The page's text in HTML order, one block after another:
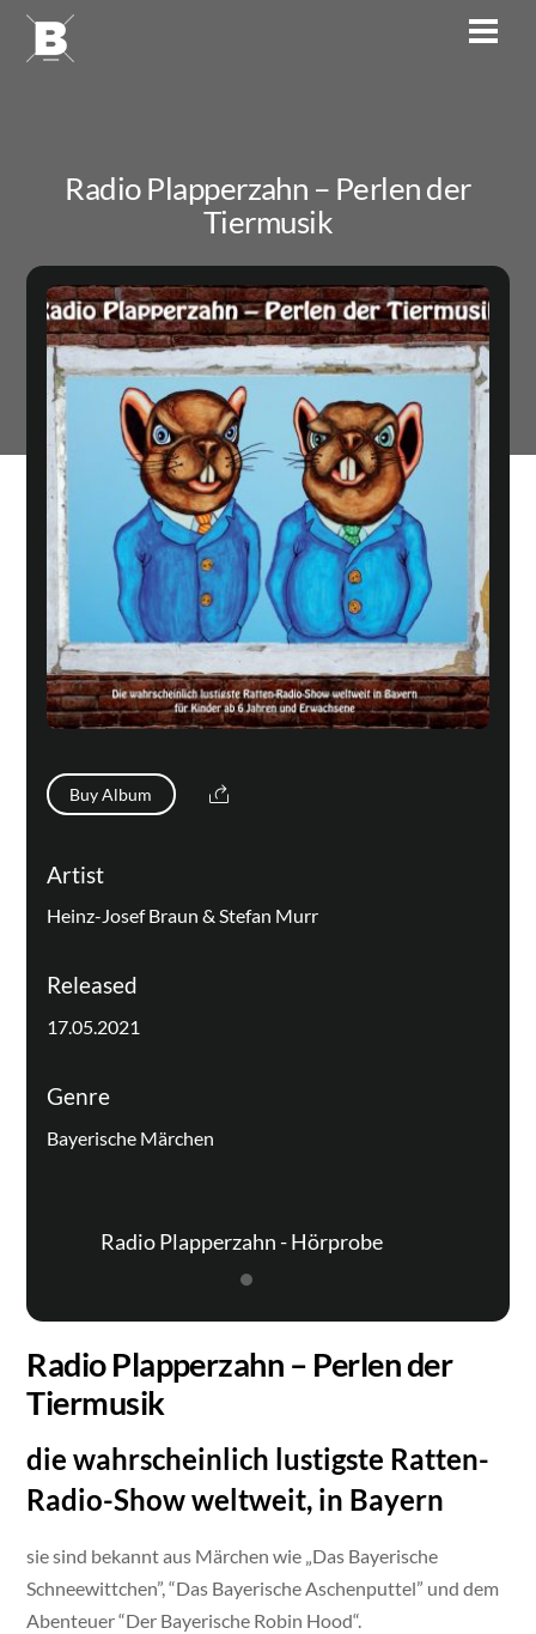
Skip
Radio Plapperzahn – Perlen der
Tiermusik
Buy Album
Artist
Heinz-Josef Braun & Stefan Murr
Released
17.05.2021
Genre
Bayerische Märchen
Radio Plapperzahn - Hörprobe
Radio Plapperzahn – Perlen der
Tiermusik
die wahrscheinlich lustigste Ratten-
Radio-Show weltweit, in Bayern
sie sind bekannt aus Märchen wie „Das Bayerische
Schneewittchen”, “Das Bayerische Aschenputtel” und dem
Abenteuer “Der Bayerische Robin Hood“.